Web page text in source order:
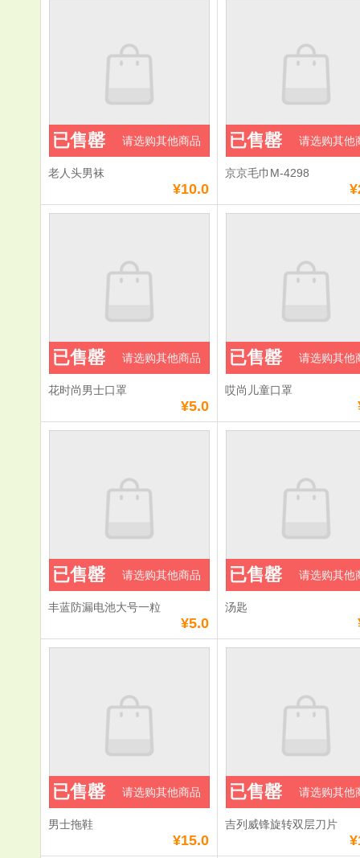
老人头男袜
¥10.0
已售罄 请选购其他商品
京京毛巾M-4298
已售罄 请选购其他
花时尚男士口罩
¥5.0
已售罄 请选购其他商品
哎尚儿童口罩
已售罄 请选购其他
丰蓝防漏电池大号一粒
¥5.0
已售罄 请选购其他商品
汤匙
已售罄 请选购其他
男士拖鞋
¥15.0
已售罄 请选购其他商品
吉列威锋旋转双层刀片
已售罄 请选购其他